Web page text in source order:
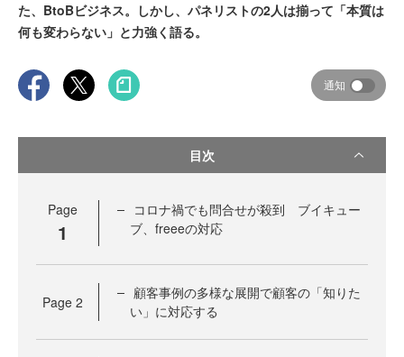
た、BtoBビジネス。しかし、パネリストの2人は揃って「本質は
何も変わらない」と力強く語る。
通知
目次
Page
1
コロナ禍でも問合せが殺到 ブイキュー
ブ、freeeの対応
Page 2
顧客事例の多様な展開で顧客の「知りた
い」に対応する